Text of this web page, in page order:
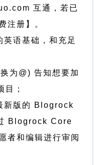
互通，若已
注册】。
语基础，和充足
为@) 告知想要加
；
新版的 Blogrock
Blogrock Core
者和编辑进行审阅